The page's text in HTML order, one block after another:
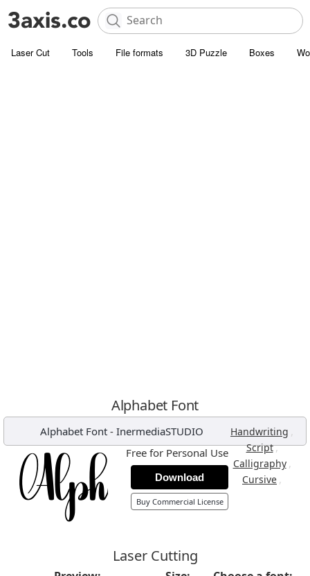
Laser Cut Tools File formats 3D Puzzle Boxes
Alphabet Font
Alphabet Font- InermediaSTUDIO Handwriting ,
Script,
Calligraphy ,
Cursive ,
Free for Personal Use
Download
Buy Commercial License
Laser Cutting